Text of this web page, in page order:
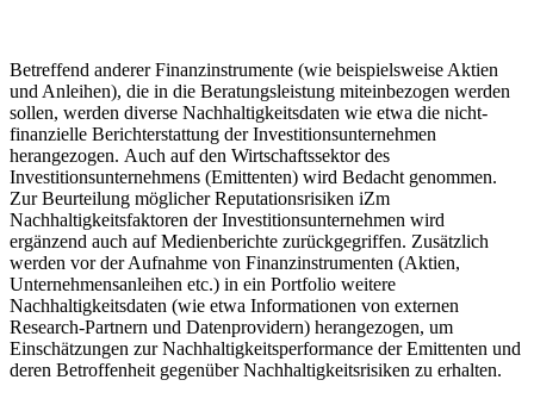
Betreffend anderer Finanzinstrumente (wie beispielsweise Aktien
und Anleihen), die in die Beratungsleistung miteinbezogen werden
sollen, werden diverse Nachhaltigkeitsdaten wie etwa die nicht-
finanzielle Berichterstattung der Investitionsunternehmen
herangezogen. Auch auf den Wirtschaftssektor des
Investitionsunternehmens (Emittenten) wird Bedacht genommen.
Zur Beurteilung möglicher Reputationsrisiken iZm
Nachhaltigkeitsfaktoren der Investitionsunternehmen wird
ergänzend auch auf Medienberichte zurückgegriffen. Zusätzlich
werden vor der Aufnahme von Finanzinstrumenten (Aktien,
Unternehmensanleihen etc.) in ein Portfolio weitere
Nachhaltigkeitsdaten (wie etwa Informationen von externen
Research-Partnern und Datenprovidern) herangezogen, um
Einschätzungen zur Nachhaltigkeitsperformance der Emittenten und
deren Betroffenheit gegenüber Nachhaltigkeitsrisiken zu erhalten.